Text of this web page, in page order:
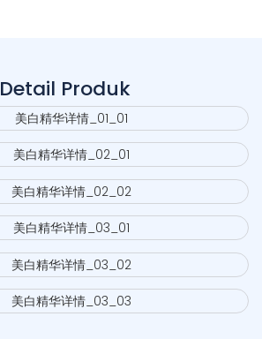
Detail Produk